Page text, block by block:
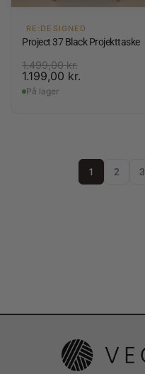
RE:DESIGNED
Project 37 Black Projekttaske
1.499,00kr.
1.199,00 kr.
På lager
1 2 3